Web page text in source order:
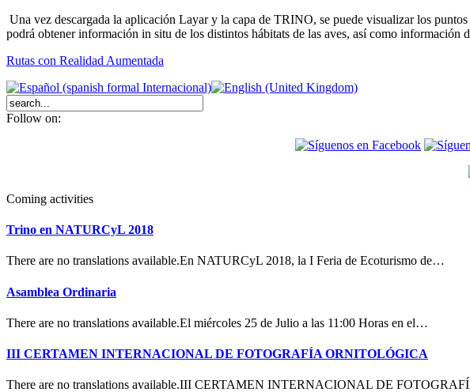
Una vez descargada la aplicación Layar y la capa de TRINO, se puede visualizar los
podrá obtener información in situ de los distintos hábitats de las aves, así como información
Rutas con Realidad Aumentada
Follow on:
Coming activities
Trino en NATURCyL 2018
There are no translations available.En NATURCyL 2018, la I Feria de Ecoturismo de…
Asamblea Ordinaria
There are no translations available.El miércoles 25 de Julio a las 11:00 Horas en el…
III CERTAMEN INTERNACIONAL DE FOTOGRAFÍA ORNITOLÓGICA
There are no translations available.III CERTAMEN INTERNACIONAL DE